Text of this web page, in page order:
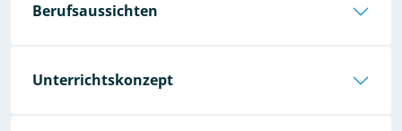
Berufsaussichten
Unterrichtskonzept